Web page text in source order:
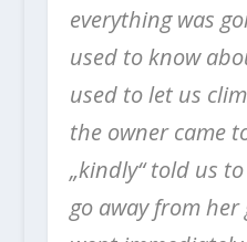
everything was
used to know
used to let us
the owner came
„kindly“ told us
go away from her